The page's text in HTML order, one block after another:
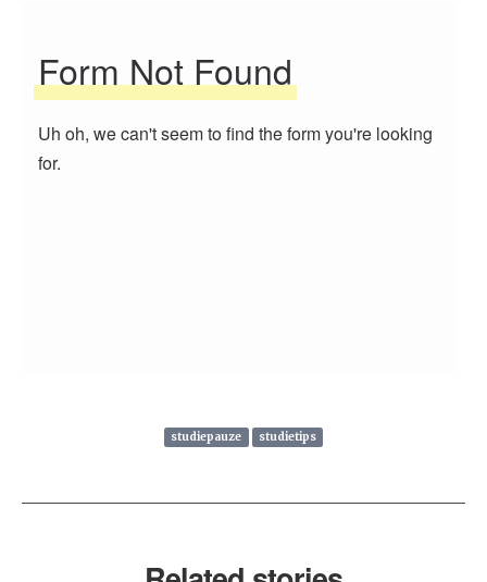
studiepauze studietips